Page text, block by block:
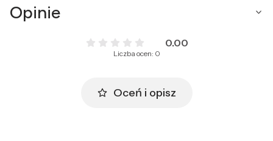
Opinie
0.00
Liczba ocen: 0
Oceń i opisz